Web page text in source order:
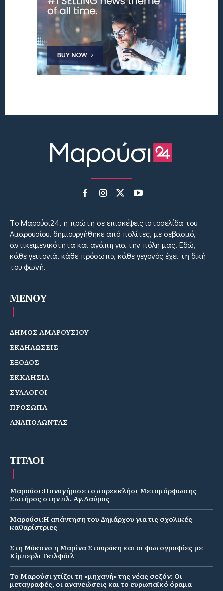
Tο Μαρούσι24, η πρώτη σε επισκέψεις ιστοσελίδα του
Αμαρουσίου, δημιουργήθηκε από πολίτες, με σεβασμό,
αντικειμενικότητα και αγάπη για την πόλη μας. Εδώ,
κάθε γειτονιά, κάθε πρόσωπο, κάθε γεγονός έχει τη δική
του φωνή.
MENOY
ΔΗΜΟΣ ΑΜΑΡΟΥΣΙΟΥ
ΕΚΔΗΛΩΣΕΙΣ
ΕΞΟΔΟΣ
ΕΚΚΛΗΣΙΑ
ΣΥΛΛΟΓΟΙ
ΠΡΟΣΩΠΑ
ΑΝΑΠΟΛΩΝΤΑΣ
ΤΙΤΛΟΙ
Μαρούσι:Πανυγήρισε το παρεκκλήσι Μεταμόρφωσης
Σωτήρος στην πλ. Αγ.Λαύρας
Μαρούσι:Η απάντηση του Δημάρχου για τις σχολικές
καθαρίστριες
Στη Μύκονο η Μαρίνα Σταυράκη και οι φωτογραφίες με
Κίμπερλι Γκιλφόιλ
Το Μαρούσι χτίζει τη «μηχανή» της νέας σεζόν: Οι
μεταγραφές, οι ανανεώσεις και το ευρωπαϊκό όραμα